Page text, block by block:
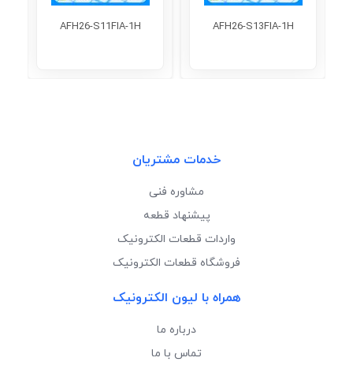
AFH26-S13FIA-1H
AFH26-S11FIA-1H
خدمات مشتریان
مشاوره فنی
پیشنهاد قطعه
واردات قطعات الکترونیک
فروشگاه قطعات الکترونیک
همراه با لیون الکترونیک
درباره ما
تماس با ما